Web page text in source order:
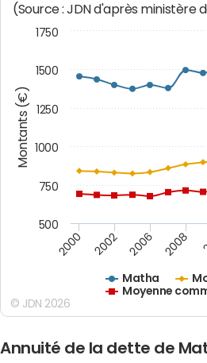
Montants (€)
(Source : JDN d'après ministère
Matha
Moyenne
2000 2002 2006 2008
500
750
1000
1250
1500
1750
© JDN 2026
Annuité de la dette de